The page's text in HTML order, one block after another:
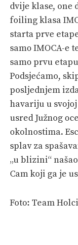
dvije klase, one
foiling klasa
starta prve
samo IMOCA-e
samo prvu
Podsjećamo,
posljednjem
havariju u svojoj
usred Južnog
okolnostima.
splav za
„u blizini“
Cam koji ga je
Foto: Team